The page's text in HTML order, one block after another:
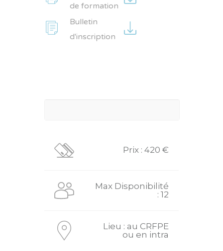
de formation
Bulletin
d'inscription
Prix : 420 €
Max Disponibilité
: 12
Lieu : au CRFPE
ou en intra